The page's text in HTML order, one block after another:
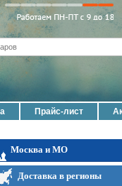
Прайс-лист